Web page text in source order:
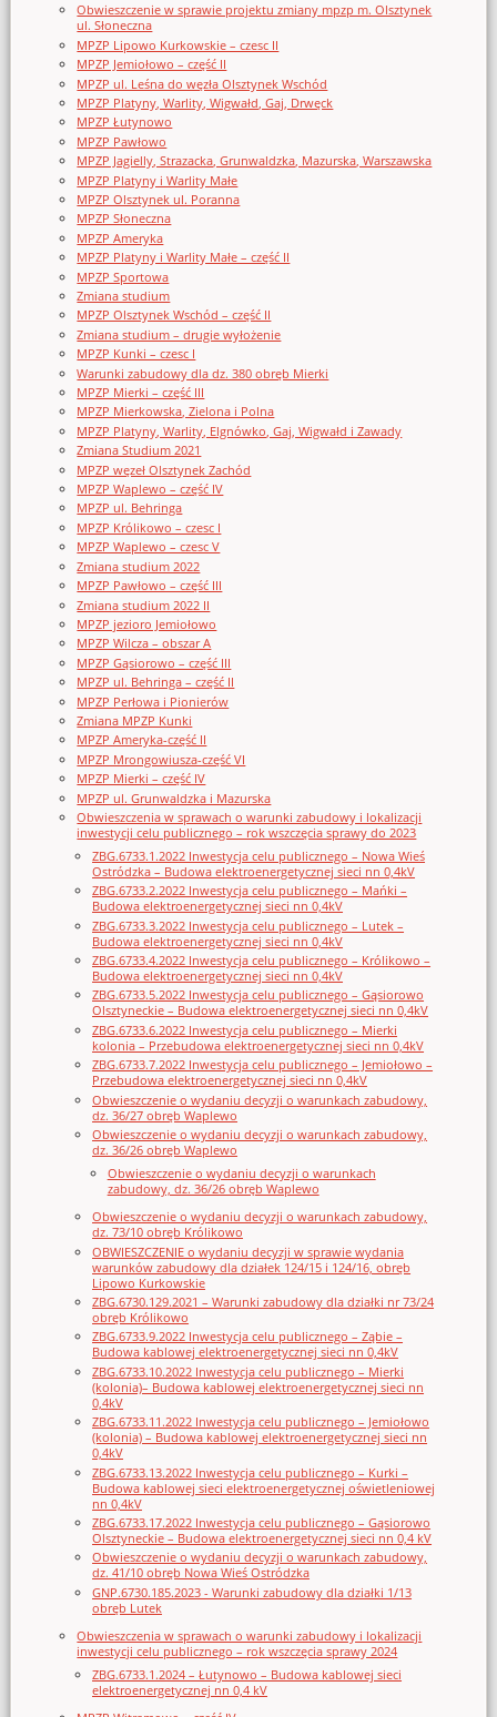
Obwieszczenie w sprawie projektu zmiany mpzp m. Olsztynek
ul. Słoneczna
MPZP Lipowo Kurkowskie – czesc II
MPZP Jemiołowo – część II
MPZP ul. Leśna do węzła Olsztynek Wschód
MPZP Platyny, Warlity, Wigwałd, Gaj, Drwęck
MPZP Łutynowo
MPZP Pawłowo
MPZP Jagielly, Strazacka, Grunwaldzka, Mazurska, Warszawska
MPZP Platyny i Warlity Małe
MPZP Olsztynek ul. Poranna
MPZP Słoneczna
MPZP Ameryka
MPZP Platyny i Warlity Małe – część II
MPZP Sportowa
Zmiana studium
MPZP Olsztynek Wschód – część II
Zmiana studium – drugie wyłożenie
MPZP Kunki – czesc I
Warunki zabudowy dla dz. 380 obręb Mierki
MPZP Mierki – część III
MPZP Mierkowska, Zielona i Polna
MPZP Platyny, Warlity, Elgnówko, Gaj, Wigwałd i Zawady
Zmiana Studium 2021
MPZP węzeł Olsztynek Zachód
MPZP Waplewo – część IV
MPZP ul. Behringa
MPZP Królikowo – czesc I
MPZP Waplewo – czesc V
Zmiana studium 2022
MPZP Pawłowo – część III
Zmiana studium 2022 II
MPZP jezioro Jemiołowo
MPZP Wilcza – obszar A
MPZP Gąsiorowo – część III
MPZP ul. Behringa – część II
MPZP Perłowa i Pionierów
Zmiana MPZP Kunki
MPZP Ameryka-część II
MPZP Mrongowiusza-część VI
MPZP Mierki – część IV
MPZP ul. Grunwaldzka i Mazurska
Obwieszczenia w sprawach o warunki zabudowy i lokalizacji
inwestycji celu publicznego – rok wszczęcia sprawy do 2023
ZBG.6733.1.2022 Inwestycja celu publicznego – Nowa Wieś
Ostródzka – Budowa elektroenergetycznej sieci nn 0,4kV
ZBG.6733.2.2022 Inwestycja celu publicznego – Mańki –
Budowa elektroenergetycznej sieci nn 0,4kV
ZBG.6733.3.2022 Inwestycja celu publicznego – Lutek –
Budowa elektroenergetycznej sieci nn 0,4kV
ZBG.6733.4.2022 Inwestycja celu publicznego – Królikowo –
Budowa elektroenergetycznej sieci nn 0,4kV
ZBG.6733.5.2022 Inwestycja celu publicznego – Gąsiorowo
Olsztyneckie – Budowa elektroenergetycznej sieci nn 0,4kV
ZBG.6733.6.2022 Inwestycja celu publicznego – Mierki
kolonia – Przebudowa elektroenergetycznej sieci nn 0,4kV
ZBG.6733.7.2022 Inwestycja celu publicznego – Jemiołowo –
Przebudowa elektroenergetycznej sieci nn 0,4kV
Obwieszczenie o wydaniu decyzji o warunkach zabudowy,
dz. 36/27 obręb Waplewo
Obwieszczenie o wydaniu decyzji o warunkach zabudowy,
dz. 36/26 obręb Waplewo
Obwieszczenie o wydaniu decyzji o warunkach
zabudowy, dz. 36/26 obręb Waplewo
Obwieszczenie o wydaniu decyzji o warunkach zabudowy,
dz. 73/10 obręb Królikowo
OBWIESZCZENIE o wydaniu decyzji w sprawie wydania
warunków zabudowy dla działek 124/15 i 124/16, obręb
Lipowo Kurkowskie
ZBG.6730.129.2021 – Warunki zabudowy dla działki nr 73/24
obręb Królikowo
ZBG.6733.9.2022 Inwestycja celu publicznego – Ząbie –
Budowa kablowej elektroenergetycznej sieci nn 0,4kV
ZBG.6733.10.2022 Inwestycja celu publicznego – Mierki
(kolonia)– Budowa kablowej elektroenergetycznej sieci nn
0,4kV
ZBG.6733.11.2022 Inwestycja celu publicznego – Jemiołowo
(kolonia) – Budowa kablowej elektroenergetycznej sieci nn
0,4kV
ZBG.6733.13.2022 Inwestycja celu publicznego – Kurki –
Budowa kablowej sieci elektroenergetycznej oświetleniowej
nn 0,4kV
ZBG.6733.17.2022 Inwestycja celu publicznego – Gąsiorowo
Olsztyneckie – Budowa elektroenergetycznej sieci nn 0,4 kV
Obwieszczenie o wydaniu decyzji o warunkach zabudowy,
dz. 41/10 obręb Nowa Wieś Ostródzka
GNP.6730.185.2023 - Warunki zabudowy dla działki 1/13
obręb Lutek
Obwieszczenia w sprawach o warunki zabudowy i lokalizacji
inwestycji celu publicznego – rok wszczęcia sprawy 2024
ZBG.6733.1.2024 – Łutynowo – Budowa kablowej sieci
elektroenergetycznej nn 0,4 kV